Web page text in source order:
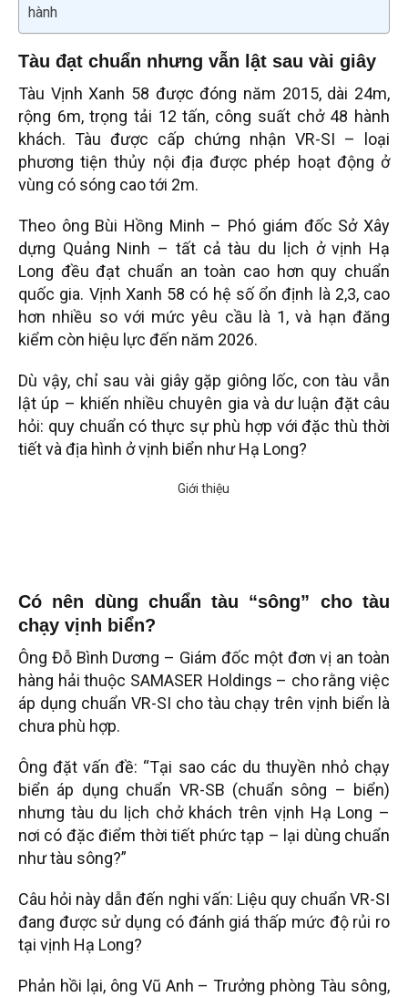
hành
Tàu đạt chuẩn nhưng vẫn lật sau vài giây
Tàu Vịnh Xanh 58 được đóng năm 2015, dài 24m,
rộng 6m, trọng tải 12 tấn, công suất chở 48 hành
khách. Tàu được cấp chứng nhận VR-SI – loại
phương tiện thủy nội địa được phép hoạt động ở
vùng có sóng cao tới 2m.
Theo ông Bùi Hồng Minh – Phó giám đốc Sở Xây
dựng Quảng Ninh – tất cả tàu du lịch ở vịnh Hạ
Long đều đạt chuẩn an toàn cao hơn quy chuẩn
quốc gia. Vịnh Xanh 58 có hệ số ổn định là 2,3, cao
hơn nhiều so với mức yêu cầu là 1, và hạn đăng
kiểm còn hiệu lực đến năm 2026.
Dù vậy, chỉ sau vài giây gặp giông lốc, con tàu vẫn
lật úp – khiến nhiều chuyên gia và dư luận đặt câu
hỏi: quy chuẩn có thực sự phù hợp với đặc thù thời
tiết và địa hình ở vịnh biển như Hạ Long?
Có nên dùng chuẩn tàu “sông” cho tàu
chạy vịnh biển?
Ông Đỗ Bình Dương – Giám đốc một đơn vị an toàn
hàng hải thuộc SAMASER Holdings – cho rằng việc
áp dụng chuẩn VR-SI cho tàu chạy trên vịnh biển là
chưa phù hợp.
Ông đặt vấn đề: “Tại sao các du thuyền nhỏ chạy
biển áp dụng chuẩn VR-SB (chuẩn sông – biển)
nhưng tàu du lịch chở khách trên vịnh Hạ Long –
nơi có đặc điểm thời tiết phức tạp – lại dùng chuẩn
như tàu sông?”
Câu hỏi này dẫn đến nghi vấn: Liệu quy chuẩn VR-SI
đang được sử dụng có đánh giá thấp mức độ rủi ro
tại vịnh Hạ Long?
Phản hồi lại, ông Vũ Anh – Trưởng phòng Tàu sông,